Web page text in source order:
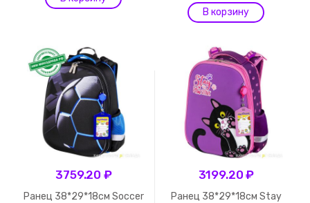
3759.20 ₽
Ранец 38*29*18см Soccer
3199.20 ₽
Ранец 38*29*18см Stay